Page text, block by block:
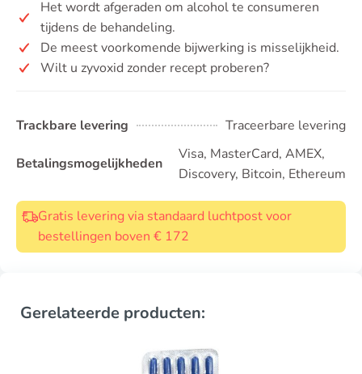
Het wordt afgeraden om alcohol te consumeren
tijdens de behandeling.
De meest voorkomende bijwerking is misselijkheid.
Wilt u zyvoxid zonder recept proberen?
Trackbare levering Traceerbare levering
Betalingsmogelijkheden
Visa, MasterCard, AMEX,
Discovery, Bitcoin, Ethereum
Gratis levering via standaard luchtpost voor
bestellingen boven € 172
Gerelateerde producten: